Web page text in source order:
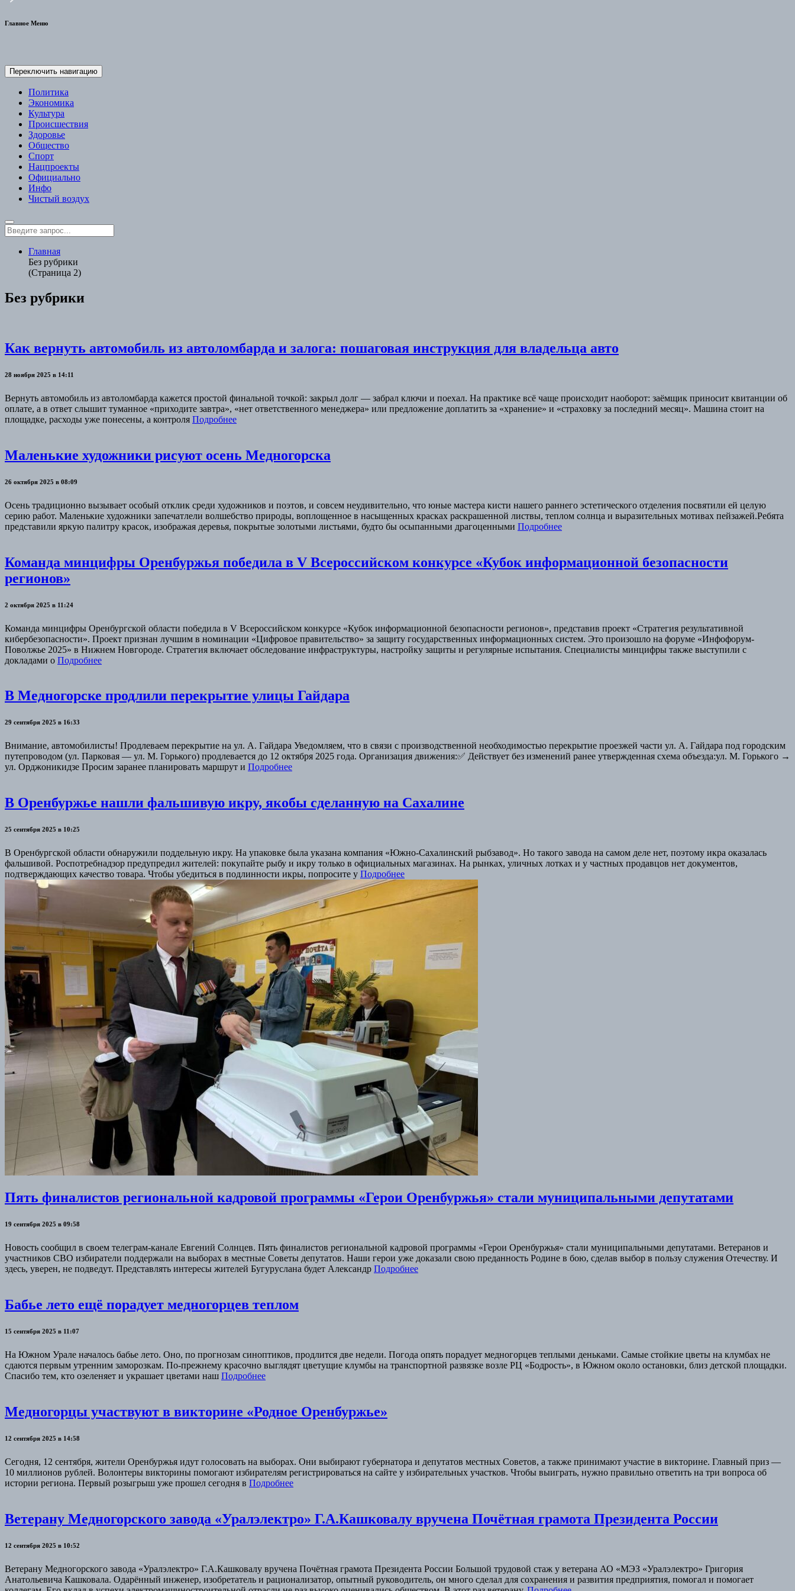
Главное Меню
Переключить навигацию
Политика
Экономика
Культура
Происшествия
Здоровье
Общество
Спорт
Нацпроекты
Официально
Инфо
Чистый воздух
Главная
Без рубрики
(Страница 2)
Без рубрики
Как вернуть автомобиль из автоломбарда и залога: пошаговая инструкция для владельца авто
28 ноября 2025 в 14:11
Вернуть автомобиль из автоломбарда кажется простой финальной точкой: закрыл долг — забрал ключи и поехал. На практике всё чаще происходит наоборот: заёмщик приносит квитанции об
оплате, а в ответ слышит туманное «приходите завтра», «нет ответственного менеджера» или предложение доплатить за «хранение» и «страховку за последний месяц». Машина стоит на
площадке, расходы уже понесены, а контроля Подробнее
Маленькие художники рисуют осень Медногорска
26 октября 2025 в 08:09
Осень традиционно вызывает особый отклик среди художников и поэтов, и совсем неудивительно, что юные мастера кисти нашего раннего эстетического отделения посвятили ей целую
серию работ. Маленькие художники запечатлели волшебство природы, воплощенное в насыщенных красках раскрашенной листвы, теплом солнца и выразительных мотивах пейзажей.Ребята
представили яркую палитру красок, изображая деревья, покрытые золотыми листьями, будто бы осыпанными драгоценными Подробнее
Команда минцифры Оренбуржья победила в V Всероссийском конкурсе «Кубок информационной безопасности
регионов»
2 октября 2025 в 11:24
Команда минцифры Оренбургской области победила в V Всероссийском конкурсе «Кубок информационной безопасности регионов», представив проект «Стратегия результативной
кибербезопасности». Проект признан лучшим в номинации «Цифровое правительство» за защиту государственных информационных систем. Это произошло на форуме «Инфофорум-
Поволжье 2025» в Нижнем Новгороде. Стратегия включает обследование инфраструктуры, настройку защиты и регулярные испытания. Специалисты минцифры также выступили с
докладами о Подробнее
В Медногорске продлили перекрытие улицы Гайдара
29 сентября 2025 в 16:33
Внимание, автомобилисты! Продлеваем перекрытие на ул. А. Гайдара Уведомляем, что в связи с производственной необходимостью перекрытие проезжей части ул. А. Гайдара под городским
путепроводом (ул. Парковая — ул. М. Горького) продлевается до 12 октября 2025 года. Организация движения:✅ Действует без изменений ранее утвержденная схема объезда:ул. М. Горького →
ул. Орджоникидзе Просим заранее планировать маршрут и Подробнее
В Оренбуржье нашли фальшивую икру, якобы сделанную на Сахалине
25 сентября 2025 в 10:25
В Оренбургской области обнаружили поддельную икру. На упаковке была указана компания «Южно-Сахалинский рыбзавод». Но такого завода на самом деле нет, поэтому икра оказалась
фальшивой. Роспотребнадзор предупредил жителей: покупайте рыбу и икру только в официальных магазинах. На рынках, уличных лотках и у частных продавцов нет документов,
подтверждающих качество товара. Чтобы убедиться в подлинности икры, попросите у Подробнее
Пять финалистов региональной кадровой программы «Герои Оренбуржья» стали муниципальными депутатами
19 сентября 2025 в 09:58
Новость сообщил в своем телеграм-канале Евгений Солнцев. Пять финалистов региональной кадровой программы «Герои Оренбуржья» стали муниципальными депутатами. Ветеранов и
участников СВО избиратели поддержали на выборах в местные Советы депутатов. Наши герои уже доказали свою преданность Родине в бою, сделав выбор в пользу служения Отечеству. И
здесь, уверен, не подведут. Представлять интересы жителей Бугуруслана будет Александр Подробнее
Бабье лето ещё порадует медногорцев теплом
15 сентября 2025 в 11:07
На Южном Урале началось бабье лето. Оно, по прогнозам синоптиков, продлится две недели. Погода опять порадует медногорцев теплыми деньками. Самые стойкие цветы на клумбах не
сдаются первым утренним заморозкам. По-прежнему красочно выглядят цветущие клумбы на транспортной развязке возле РЦ «Бодрость», в Южном около остановки, близ детской площадки.
Спасибо тем, кто озеленяет и украшает цветами наш Подробнее
Медногорцы участвуют в викторине «Родное Оренбуржье»
12 сентября 2025 в 14:58
Сегодня, 12 сентября, жители Оренбуржья идут голосовать на выборах. Они выбирают губернатора и депутатов местных Советов, а также принимают участие в викторине. Главный приз —
10 миллионов рублей. Волонтеры викторины помогают избирателям регистрироваться на сайте у избирательных участков. Чтобы выиграть, нужно правильно ответить на три вопроса об
истории региона. Первый розыгрыш уже прошел сегодня в Подробнее
Ветерану Медногорского завода «Уралэлектро» Г.А.Кашковалу вручена Почётная грамота Президента России
12 сентября 2025 в 10:52
Ветерану Медногорского завода «Уралэлектро» Г.А.Кашковалу вручена Почётная грамота Президента России Большой трудовой стаж у ветерана АО «МЭЗ «Уралэлектро» Григория
Анатольевича Кашковала. Одарённый инженер, изобретатель и рационализатор, опытный руководитель, он много сделал для сохранения и развития предприятия, помогал и помогает